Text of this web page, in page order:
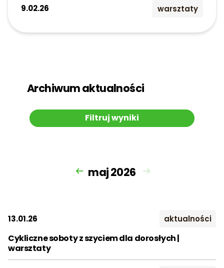
9.02.26 warsztaty
Archiwum aktualności
Filtruj wyniki
maj 2026
Cykliczne soboty z szyciem dla dorosłych |
warsztaty
13.01.26 aktualności